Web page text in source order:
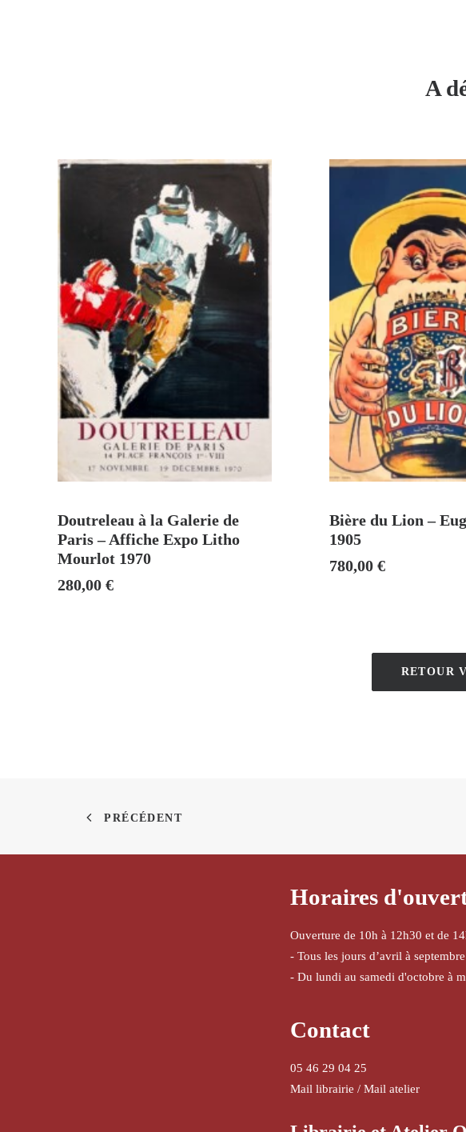
A
Doutreleau à la Galerie de
Paris – Affiche Expo Litho
Mourlot 1970
280,00 €
Bière du Lion –
1905
780,00 €
RETOUR
PRÉCÉDENT
Horaires
Ouverture de 10h à 12h30 et de
- Tous les jours d’avril à septembre
- Du lundi au samedi d'octobre à
Contact
05 46 29 04 25
Mail librairie / Mail atelier